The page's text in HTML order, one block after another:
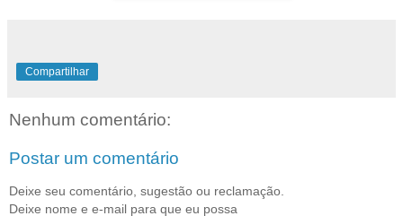
Compartilhar
Nenhum comentário:
Postar um comentário
Deixe seu comentário, sugestão ou reclamação.
Deixe nome e e-mail para que eu possa